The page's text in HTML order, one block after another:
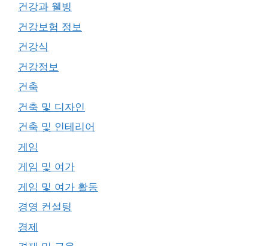
건강과 웰빙
건강보험 정보
건강식
건강정보
건축
건축 및 디자인
건축 및 인테리어
게임
게임 및 여가
게임 및 여가 활동
경영 컨설팅
경제